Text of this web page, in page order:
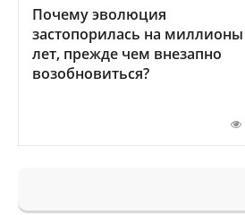
Почему эволюция
застопорилась на миллионы
лет, прежде чем внезапно
возобновиться?